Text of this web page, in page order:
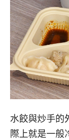
水餃與炒手的
際上就是一般